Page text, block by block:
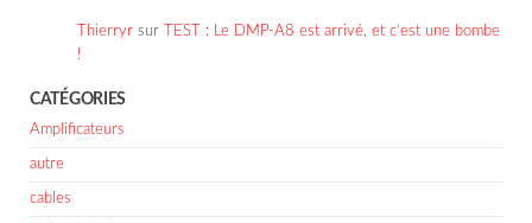
Thierryr sur
TEST : Le DMP-A8 est arrivé, et c’est une bombe
!
CATÉGORIES
Amplificateurs
autre
cables